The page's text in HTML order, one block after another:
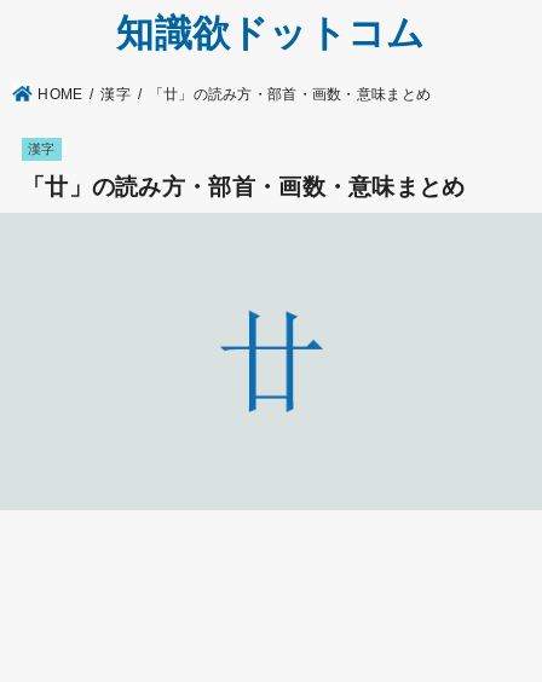
知識欲ドットコム
HOME 漢字 「廿」の読み方・部首・画数・意味まとめ
漢字
「廿」の読み方・部首・画数・意味まとめ